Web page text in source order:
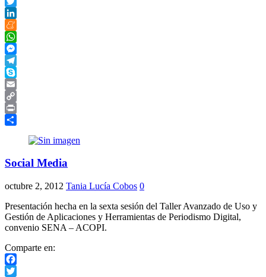
Twitter
LinkedIn
Meneame
WhatsApp
Messenger
Telegram
Skype
Email
Copy
Link
Print
Social Media
octubre 2, 2012 Tania Lucía Cobos 0
Presentación hecha en la sexta sesión del Taller Avanzado de Uso y
Gestión de Aplicaciones y Herramientas de Periodismo Digital,
convenio SENA – ACOPI.
Comparte en:
Facebook